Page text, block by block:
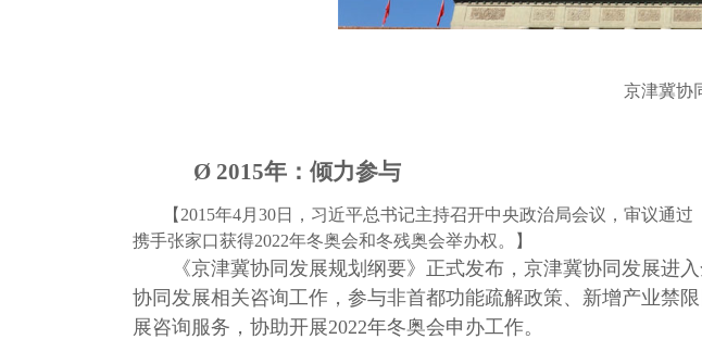
京津冀协
Ø 2015年：倾力参与
【 2015年4月30日，习近平总书记主持召开中央政治局会议，审议通
携手张家口获得2022年冬奥会和冬残奥会举办权。】
《京津冀协同发展规划纲要》正式发布，京津冀协同发展
协同发展相关咨询工作，参与非首都功能疏解政策、新增产业禁
展咨询服务，协助开展2022年冬奥会申办工作。